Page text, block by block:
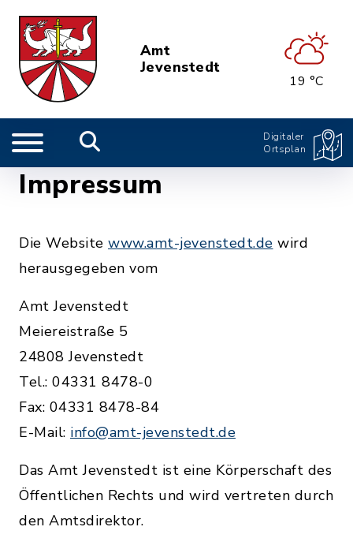
Amt
Jevenstedt
19 °C
Digitaler
Ortsplan
Impressum
Die Website www.amt-jevenstedt.de wird
herausgegeben vom
Amt Jevenstedt
Meiereistraße 5
24808 Jevenstedt
Tel.: 04331 8478-0
Fax: 04331 8478-84
E-Mail: info@amt-jevenstedt.de
Das Amt Jevenstedt ist eine Körperschaft des
Öffentlichen Rechts und wird vertreten durch
den Amtsdirektor.